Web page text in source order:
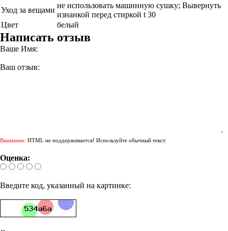
Уход за вещами
не использовать машинную сушку; Вывернуть
изнанкой перед стиркой t 30
Цвет
белый
Написать отзыв
Ваше Имя:
Ваш отзыв:
Внимание: HTML не поддерживается! Используйте обычный текст.
Оценка:
Введите код, указанный на картинке: